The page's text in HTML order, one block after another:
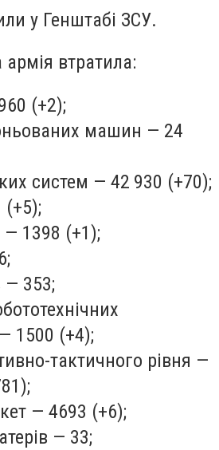
у Генштабі ЗСУ.
втратила:
(+2);
машин — 24
систем — 42 930 (+70);
— 1398 (+1);
— 353;
1500 (+4);
тактичного рівня —
— 4693 (+6);
— 33;